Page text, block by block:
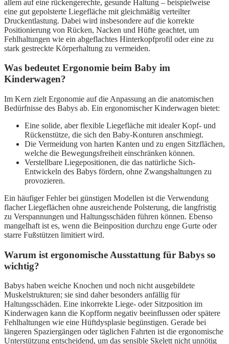
allem auf eine rückengerechte, gesunde Haltung – beispielweise
eine gut gepolsterte Liegefläche mit gleichmäßig verteilter
Druckentlastung. Dabei wird insbesondere auf die korrekte
Positionierung von Rücken, Nacken und Hüfte geachtet, um
Fehlhaltungen wie ein abgeflachtes Hinterkopfprofil oder eine zu
stark gestreckte Körperhaltung zu vermeiden.
Was bedeutet Ergonomie beim Baby im
Kinderwagen?
Im Kern zielt Ergonomie auf die Anpassung an die anatomischen
Bedürfnisse des Babys ab. Ein ergonomischer Kinderwagen bietet:
Eine solide, aber flexible Liegefläche mit idealer Kopf- und
Rückenstütze, die sich den Baby-Konturen anschmiegt.
Die Vermeidung von harten Kanten und zu engen Sitzflächen,
welche die Bewegungsfreiheit einschränken können.
Verstellbare Liegepositionen, die das natürliche Sich-
Entwickeln des Babys fördern, ohne Zwangshaltungen zu
provozieren.
Ein häufiger Fehler bei günstigen Modellen ist die Verwendung
flacher Liegeflächen ohne ausreichende Polsterung, die langfristig
zu Verspannungen und Haltungsschäden führen können. Ebenso
mangelhaft ist es, wenn die Beinposition durchzu enge Gurte oder
starre Fußstützen limitiert wird.
Warum ist ergonomische Ausstattung für Babys so
wichtig?
Babys haben weiche Knochen und noch nicht ausgebildete
Muskelstrukturen; sie sind daher besonders anfällig für
Haltungsschäden. Eine inkorrekte Liege- oder Sitzposition im
Kinderwagen kann die Kopfform negativ beeinflussen oder spätere
Fehlhaltungen wie eine Hüftdysplasie begünstigen. Gerade bei
längeren Spaziergängen oder täglichen Fahrten ist die ergonomische
Unterstützung entscheidend, um das sensible Skelett nicht unnötig